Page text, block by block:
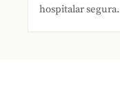
hospitalar segura.